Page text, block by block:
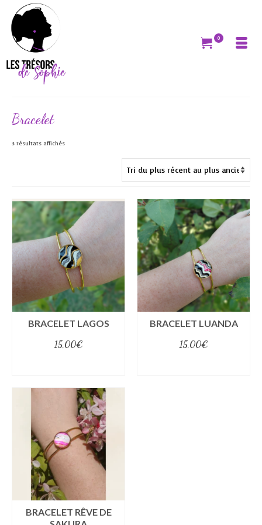
0
Bracelet
3 résultats affichésTrié
plus
ancien
BRACELET LAGOS
15,00€
BRACELET LUANDA
15,00€
BRACELET RÊVE DE